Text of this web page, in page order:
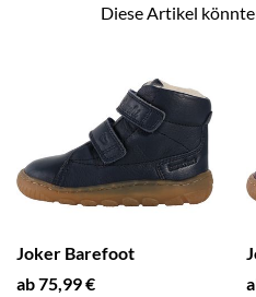
Diese Artikel
Joker Barefoot
ab 75,99 €